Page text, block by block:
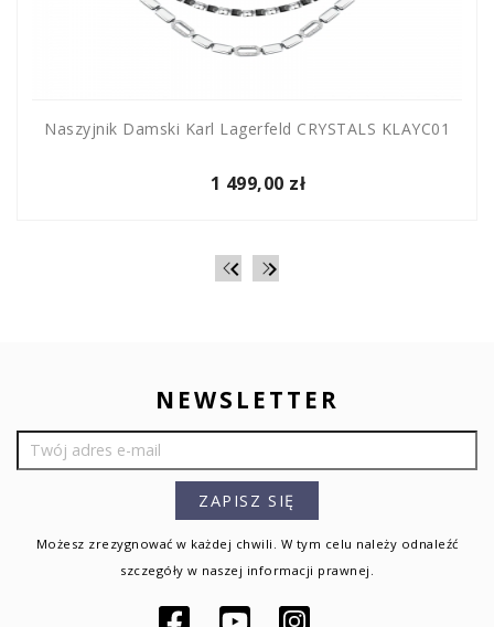

Naszyjnik Damski Karl Lagerfeld CRYSTALS KLAYC01
1 499,00 zł

NEWSLETTER
Możesz zrezygnować w każdej chwili. W tym celu należy odnaleźć
szczegóły w naszej informacji prawnej.
FacebookYouTube